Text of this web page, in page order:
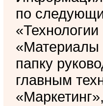
по
папку
главным